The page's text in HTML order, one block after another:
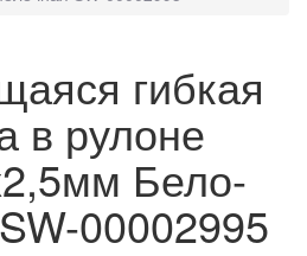
гибкая
в рулоне
Бело-
00002995